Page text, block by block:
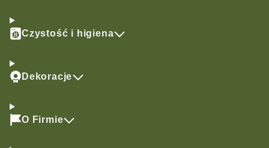
Czystość i higiena
Dekoracje
O Firmie